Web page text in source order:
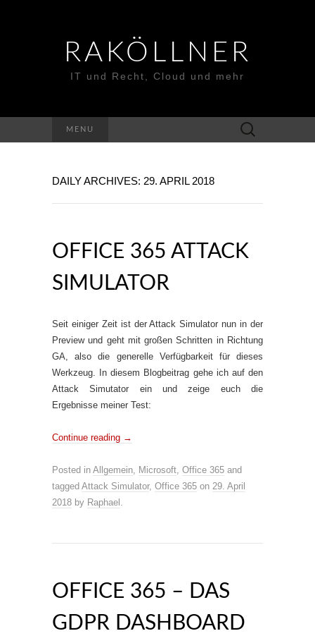
RAKÖLLNER
IT und Recht, Cloud und mehr
MENU
Suchen
nach:
DAILY ARCHIVES: 29. APRIL 2018
OFFICE 365 ATTACK
SIMULATOR
Seit einiger Zeit ist der Attack Simulator nun in der
Preview und geht mit großen Schritten in Richtung
GA, also die generelle Verfügbarkeit für dieses
Werkzeug. In diesem Blogbeitrag gehe ich auf den
Attack Simutator ein und zeige euch die
Ergebnisse meiner Test:
Continue reading →
Posted in Allgemein, Microsoft, Office 365 and
tagged Attack Simulator, Office 365 on 29. April
2018 by Raphael .
OFFICE 365 – DAS
GDPR DASHBOARD